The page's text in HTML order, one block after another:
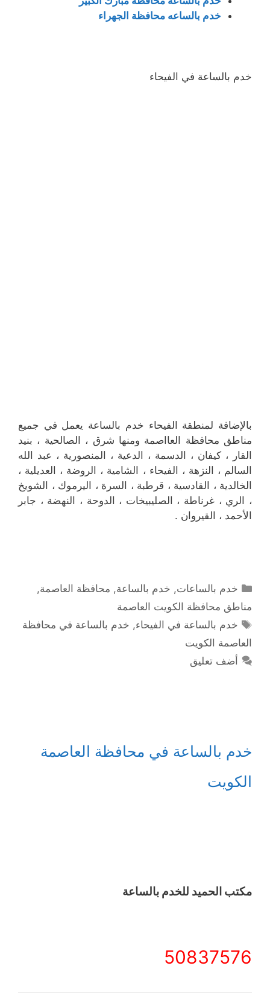
خدم بالساعه محافظة الجهراء
خدم بالساعة في الفيحاء
بالإضافة لمنطقة الفيحاء خدم بالساعة يعمل في جميع
مناطق محافظة العااصمة ومنها شرق ، الصالحية ، بنيد
القار ، كيفان ، الدسمة ، الدعية ، المنصورية ، عبد الله
السالم ، النزهة ، الفيحاء ، الشامية ، الروضة ، العديلية ،
الخالدية ، القادسية ، قرطبة ، السرة ، اليرموك ، الشويخ
، الري ، غرناطة ، الصليبيخات ، الدوحة ، النهضة ، جابر
الأحمد ، القيروان .
التصنيفات
خدم بالساعات, خدم بالساعة, محافظة العاصمة,
مناطق محافظة الكويت العاصمة
الوسوم
خدم بالساعة في الفيحاء, خدم بالساعة في محافظة
العاصمة الكويت
أضف تعليق
خدم بالساعة في محافظة العاصمة
الكويت
مكتب الحميد للخدم بالساعة
50837576